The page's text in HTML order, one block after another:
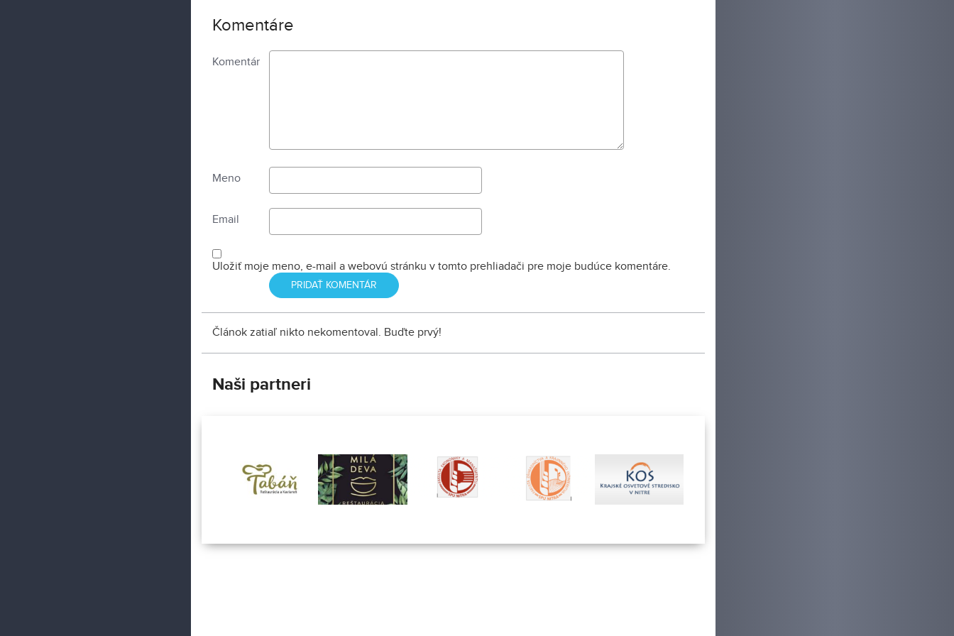
Komentáre
Komentár
Meno
Email
Uložiť moje meno, e-mail a webovú stránku v tomto prehliadači pre moje budúce komentáre.
Článok zatiaľ nikto nekomentoval. Buďte prvý!
Naši partneri